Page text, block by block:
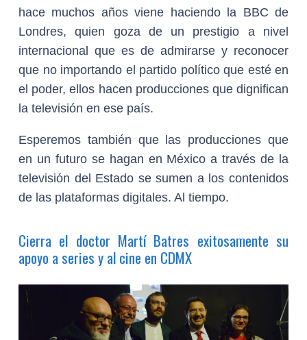
hace muchos años viene haciendo la BBC de
Londres, quien goza de un prestigio a nivel
internacional que es de admirarse y reconocer
que no importando el partido político que esté en
el poder, ellos hacen producciones que dignifican
la televisión en ese país.
Esperemos también que las producciones que
en un futuro se hagan en México a través de la
televisión del Estado se sumen a los contenidos
de las plataformas digitales. Al tiempo.
Cierra el doctor Martí Batres exitosamente su
apoyo a series y al cine en CDMX